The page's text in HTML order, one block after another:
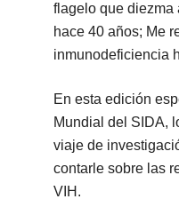
flagelo que diezma
hace 40 años; Me
inmunodeficiencia
En esta edición
Mundial del SIDA,
viaje de
contarle sobre las
VIH.